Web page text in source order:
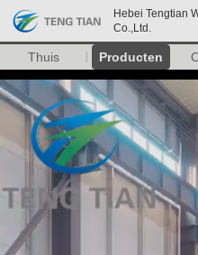
Hebei Tengtian
Co.,Ltd.
Thuis Producten